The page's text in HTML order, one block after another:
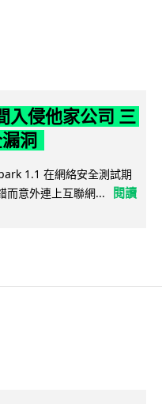
入侵他家公司 三
洞
1.1 在網絡安全測試期
意外連上互聯網...
閱讀